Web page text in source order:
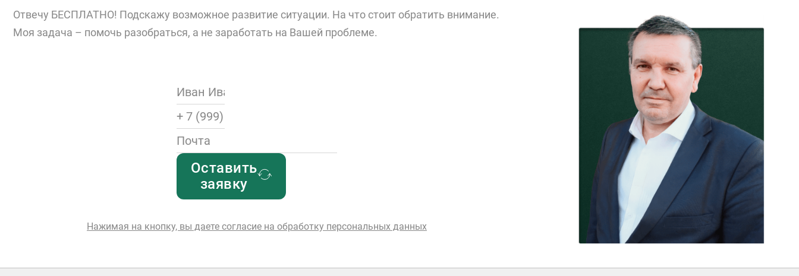
Отвечу БЕСПЛАТНО! Подскажу возможное развитие ситуации. На что стоит обратить внимание.
Моя задача – помочь разобраться, а не заработать на Вашей проблеме.
Оставить
заявку
Нажимая на кнопку, вы даете согласие на обработку персональных данных